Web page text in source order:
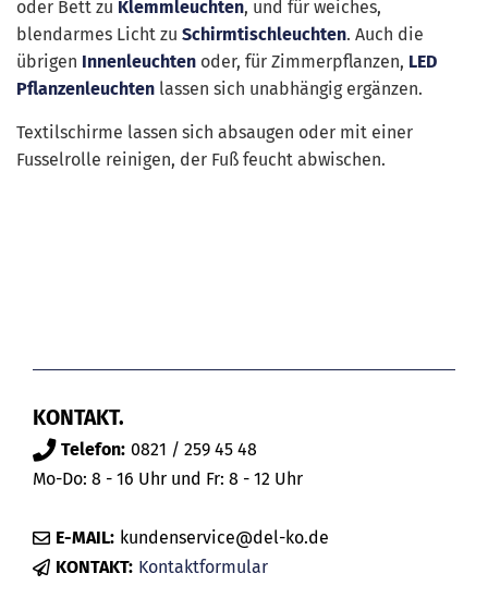
oder Bett zu Klemmleuchten, und für weiches,
blendarmes Licht zu Schirmtischleuchten. Auch die
übrigen Innenleuchten oder, für Zimmerpflanzen, LED
Pflanzenleuchten lassen sich unabhängig ergänzen.
Textilschirme lassen sich absaugen oder mit einer
Fusselrolle reinigen, der Fuß feucht abwischen.
KONTAKT.
Telefon: 0821 / 259 45 48
Mo-Do: 8 - 16 Uhr und Fr: 8 - 12 Uhr
E-MAIL: kundenservice@del-ko.de
KONTAKT: Kontaktformular